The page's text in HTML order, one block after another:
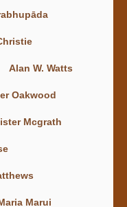
Alan W. Watts
Oakwood
Mcgrath
Marui